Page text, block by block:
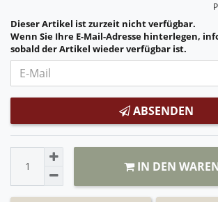
Dieser Artikel ist zurzeit nicht verfügbar.
Wenn Sie Ihre E-Mail-Adresse hinterlegen,
sobald der Artikel wieder verfügbar ist.
ABSENDEN
IN DEN